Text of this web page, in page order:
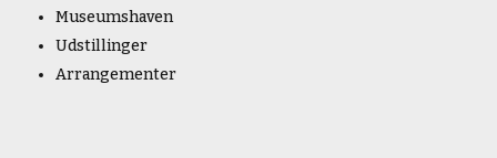
Museumshaven
Udstillinger
Arrangementer